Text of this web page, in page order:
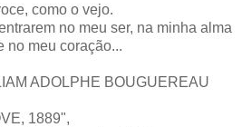
como o vejo.
no meu ser, na minha alma
no meu coração...
ADOLPHE BOUGUEREAU
1889",